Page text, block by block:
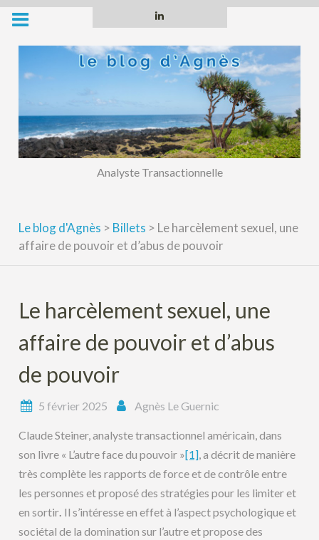
Skip
content
Analyste Transactionnelle
Le blog d'Agnès > Billets > Le harcèlement sexuel, une
affaire de pouvoir et d’abus de pouvoir
Le harcèlement sexuel, une
affaire de pouvoir et d’abus
de pouvoir
5 février 2025 Agnès Le Guernic
Claude Steiner, analyste transactionnel américain, dans
son livre « L’autre face du pouvoir »[1], a décrit de manière
très complète les rapports de force et de contrôle entre
les personnes et proposé des stratégies pour les limiter et
en sortir. Il s’intéresse en effet à l’aspect psychologique et
sociétal de la domination sur l’autre et propose des